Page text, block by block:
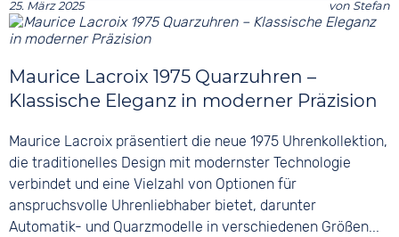
25. März 2025 von Stefan
Maurice Lacroix 1975 Quarzuhren –
Klassische Eleganz in moderner Präzision
Maurice Lacroix präsentiert die neue 1975 Uhrenkollektion,
die traditionelles Design mit modernster Technologie
verbindet und eine Vielzahl von Optionen für
anspruchsvolle Uhrenliebhaber bietet, darunter
Automatik- und Quarzmodelle in verschiedenen Größen...